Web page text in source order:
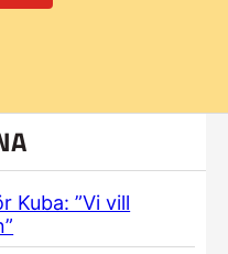
Kuba: ”Vi vill